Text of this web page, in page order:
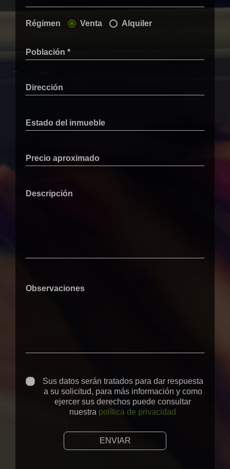
Régimen Venta Alquiler
Población *
Dirección
Estado del inmueble
Precio aproximado
Descripción
Observaciones
Sus datos serán tratados para dar respuesta
a su solicitud, para más información y como
ejercer sus derechos puede consultar
nuestra política de privacidad
ENVIAR